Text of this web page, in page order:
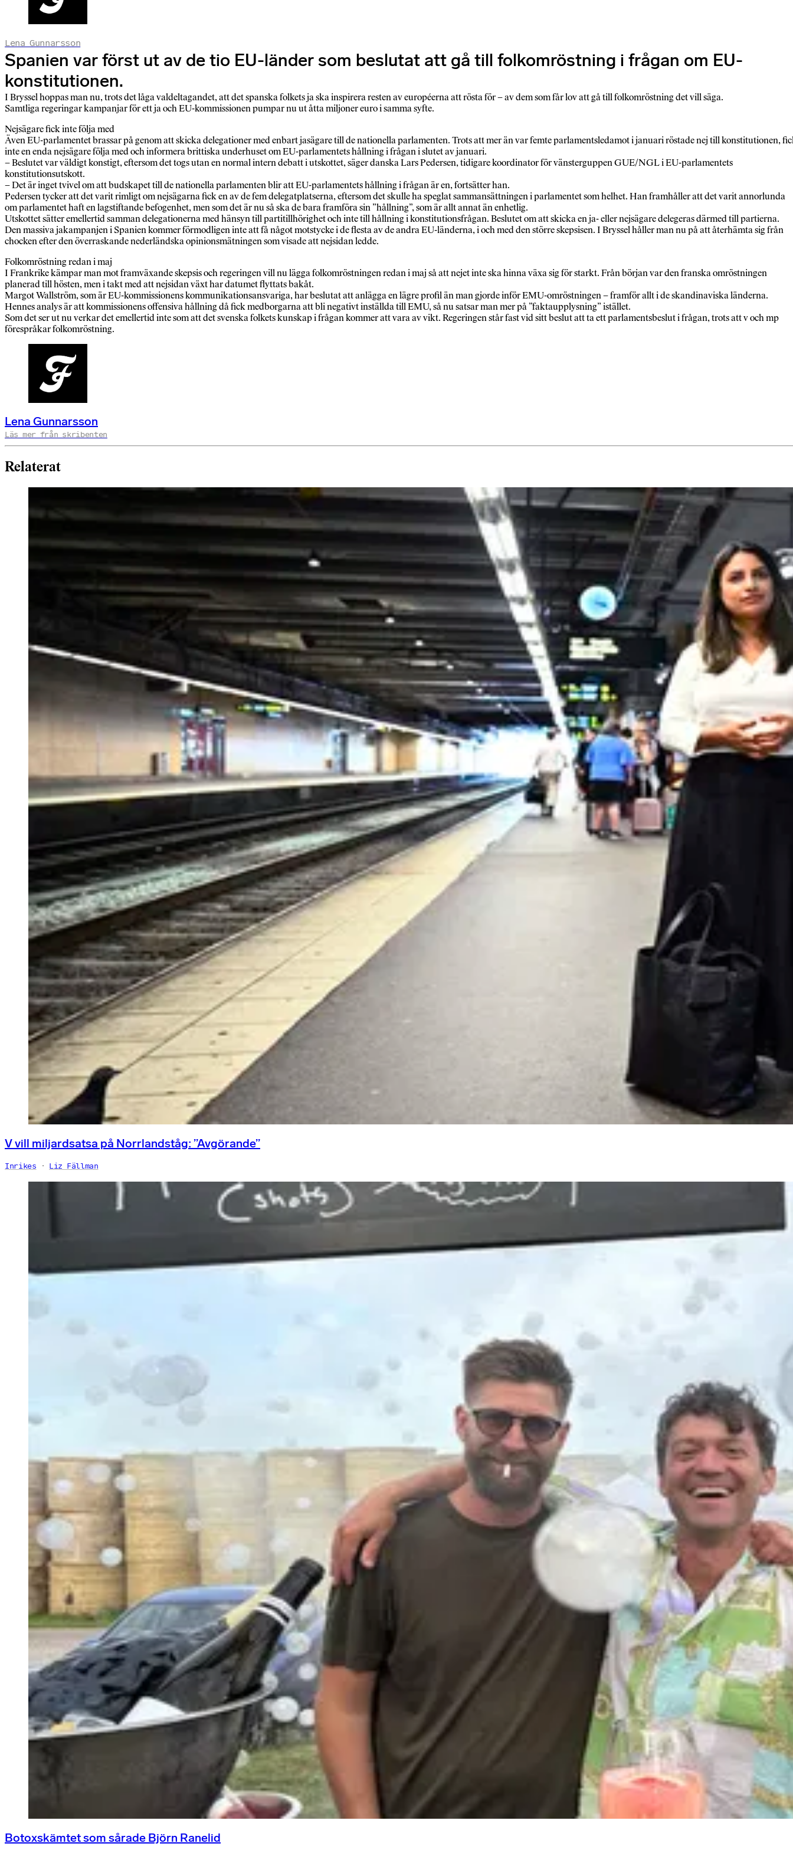
Lena Gunnarsson
Spanien var först ut av de tio EU-länder som beslutat att gå till folkomröstning i frågan om EU-
konstitutionen.
I Bryssel hoppas man nu, trots det låga valdeltagandet, att det spanska folkets ja ska inspirera resten av européerna att rösta för – av dem som får lov att gå till folkomröstning det vill säga.
Samtliga regeringar kampanjar för ett ja och EU-kommissionen pumpar nu ut åtta miljoner euro i samma syfte.
Nejsägare fick inte följa med
Även EU-parlamentet brassar på genom att skicka delegationer med enbart jasägare till de nationella parlamenten. Trots att mer än var femte parlamentsledamot i januari röstade nej till konstitutionen,
inte en enda nejsägare följa med och informera brittiska underhuset om EU-parlamentets hållning i frågan i slutet av januari.
– Beslutet var väldigt konstigt, eftersom det togs utan en normal intern debatt i utskottet, säger danska Lars Pedersen, tidigare koordinator för vänsterguppen GUE/NGL i EU-parlamentets
konstitutionsutskott.
– Det är inget tvivel om att budskapet till de nationella parlamenten blir att EU-parlamentets hållning i frågan är en, fortsätter han.
Pedersen tycker att det varit rimligt om nejsägarna fick en av de fem delegatplatserna, eftersom det skulle ha speglat sammansättningen i parlamentet som helhet. Han framhåller att det varit annorlunda
om parlamentet haft en lagstiftande befogenhet, men som det är nu så ska de bara framföra sin ”hållning”, som är allt annat än enhetlig.
Utskottet sätter emellertid samman delegationerna med hänsyn till partitillhörighet och inte till hållning i konstitutionsfrågan. Beslutet om att skicka en ja- eller nejsägare delegeras därmed till partierna.
Den massiva jakampanjen i Spanien kommer förmodligen inte att få något motstycke i de flesta av de andra EU-länderna, i och med den större skepsisen. I Bryssel håller man nu på att återhämta sig från
chocken efter den överraskande nederländska opinionsmätningen som visade att nejsidan ledde.
Folkomröstning redan i maj
I Frankrike kämpar man mot framväxande skepsis och regeringen vill nu lägga folkomröstningen redan i maj så att nejet inte ska hinna växa sig för starkt. Från början var den franska omröstningen
planerad till hösten, men i takt med att nejsidan växt har datumet flyttats bakåt.
Margot Wallström, som är EU-kommissionens kommunikationsansvariga, har beslutat att anlägga en lägre profil än man gjorde inför EMU-omröstningen – framför allt i de skandinaviska länderna.
Hennes analys är att kommissionens offensiva hållning då fick medborgarna att bli negativt inställda till EMU, så nu satsar man mer på ”faktaupplysning” istället.
Som det ser ut nu verkar det emellertid inte som att det svenska folkets kunskap i frågan kommer att vara av vikt. Regeringen står fast vid sitt beslut att ta ett parlamentsbeslut i frågan, trots att v och mp
förespråkar folkomröstning.
Lena Gunnarsson
Läs mer från skribenten
Relaterat
V vill miljardsatsa på Norrlandståg: ”Avgörande”
Inrikes Liz Fällman
Botoxskämtet som sårade Björn Ranelid